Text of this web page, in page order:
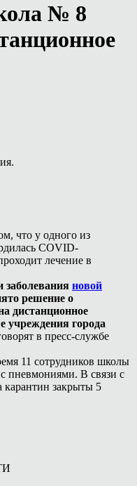
№ 8
что у одного из
COVID-
лечение в
новой
решение о
дистанционное
учреждения города
в пресс-службе
11 сотрудников школы
пневмониями. В связи с
карантин закрыты 5